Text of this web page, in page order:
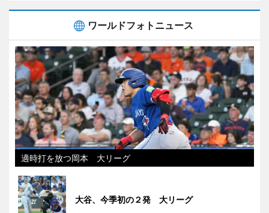
ワールドフォトニュース
適時打を放つ岡本 大リーグ
大谷、今季初の２発 大リーグ